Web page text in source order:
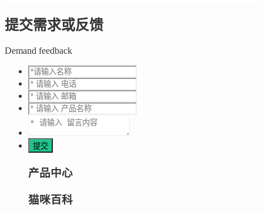
提交需求或反馈
Demand feedback
产品中心
猫咪百科